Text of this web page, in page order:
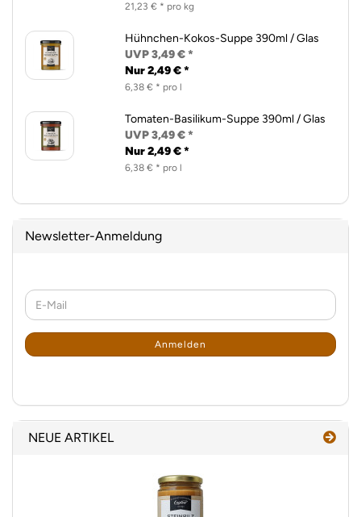
21,23 € * pro kg
Hühnchen-Kokos-Suppe 390ml / Glas
UVP 3,49 € *
Nur 2,49 € *
6,38 € * pro l
Tomaten-Basilikum-Suppe 390ml / Glas
UVP 3,49 € *
Nur 2,49 € *
6,38 € * pro l
Newsletter-Anmeldung
WEITER
ZUR
ANMELDUNG
E-
Mail
Anmelden
NEUE ARTIKEL